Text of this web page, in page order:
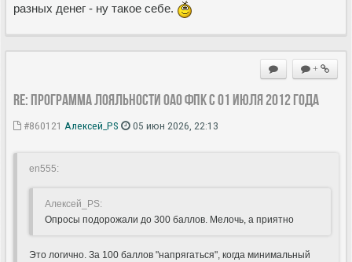
разных денег - ну такое себе.
+
Re: Программа лояльности ОАО ФПК с 01 июля 2012 года
#860121 Алексей_PS 05 июн 2026, 22:13
en555:
Алексей_PS:
Опросы подорожали до 300 баллов. Мелочь, а приятно
Это логично. За 100 баллов "напрягаться", когда минимальный